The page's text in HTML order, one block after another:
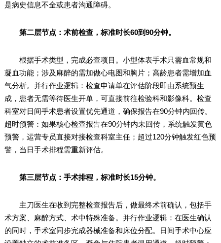
是病史信息不全或患者沟通障碍。
第二层节点：术前检查，标准时长60到90分钟。
根据手术类型，完成必查项目。小型体表手术只需血常规和
凝血功能；涉及麻醉的需加做心电图和胸片；高龄患者需增加血
气分析。并行作业逻辑：检查申请单在评估阶段即由系统预生
成，患者无需等待医生开单，可直接前往检验科和影像科。检查
科室对日间手术患者设置优先通道，确保报告在90分钟内回传。
超时预警：如果核心检查报告在90分钟内未回传，系统触发黄色
预警，运营专员直接对接检查科室主任；超过120分钟触发红色预
警，当日手术排程需重新评估。
第三层节点：手术排程，标准时长15分钟。
主刀医生在收到完整检查报告后，做最终术前确认，包括手
术方案、麻醉方式、术中特殊准备。并行作业逻辑：在医生确认
的同时，手术室同步完成器械准备和床位分配。日间手术中心应